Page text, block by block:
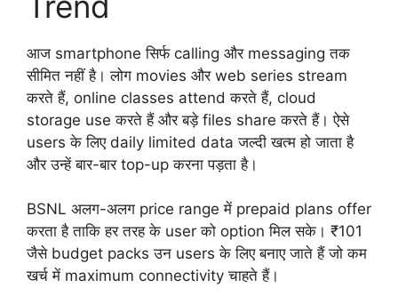
आज smartphone सिर्फ calling और messaging तक
सीमित नहीं है। लोग movies और web series stream
करते हैं, online classes attend करते हैं, cloud
storage use करते हैं और बड़े files share करते हैं। ऐसे
users के लिए daily limited data जल्दी खत्म हो जाता है
और उन्हें बार-बार top-up करना पड़ता है।
BSNL अलग-अलग price range में prepaid plans offer
करता है ताकि हर तरह के user को option मिल सके। ₹101
जैसे budget packs उन users के लिए बनाए जाते हैं जो कम
खर्च में maximum connectivity चाहते हैं।